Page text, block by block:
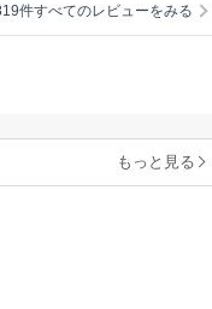
白い作品だと思います。
件すべてのレビューをみる
もっと見る